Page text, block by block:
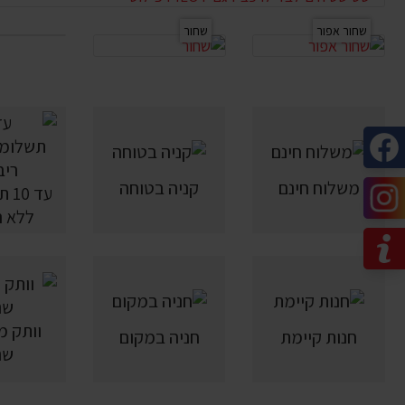
שחור אפור שחור
משלוח חינם קניה בטוחה
ללא
חנות קיימת חניה במקום